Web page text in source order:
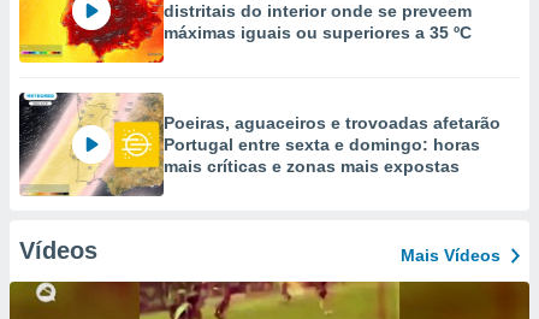
distritais do interior onde se preveem
máximas iguais ou superiores a 35 ºC
Poeiras, aguaceiros e trovoadas afetarão
Portugal entre sexta e domingo: horas
mais críticas e zonas mais expostas
Vídeos Mais Vídeos